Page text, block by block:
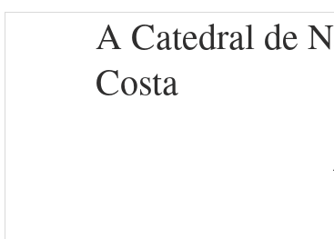
DIÁCONOSA Catedral de
Costa